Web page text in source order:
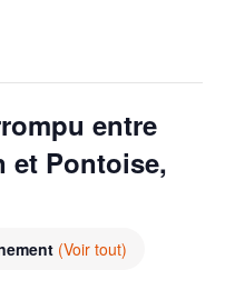
entre
et Pontoise,
(Voir tout)